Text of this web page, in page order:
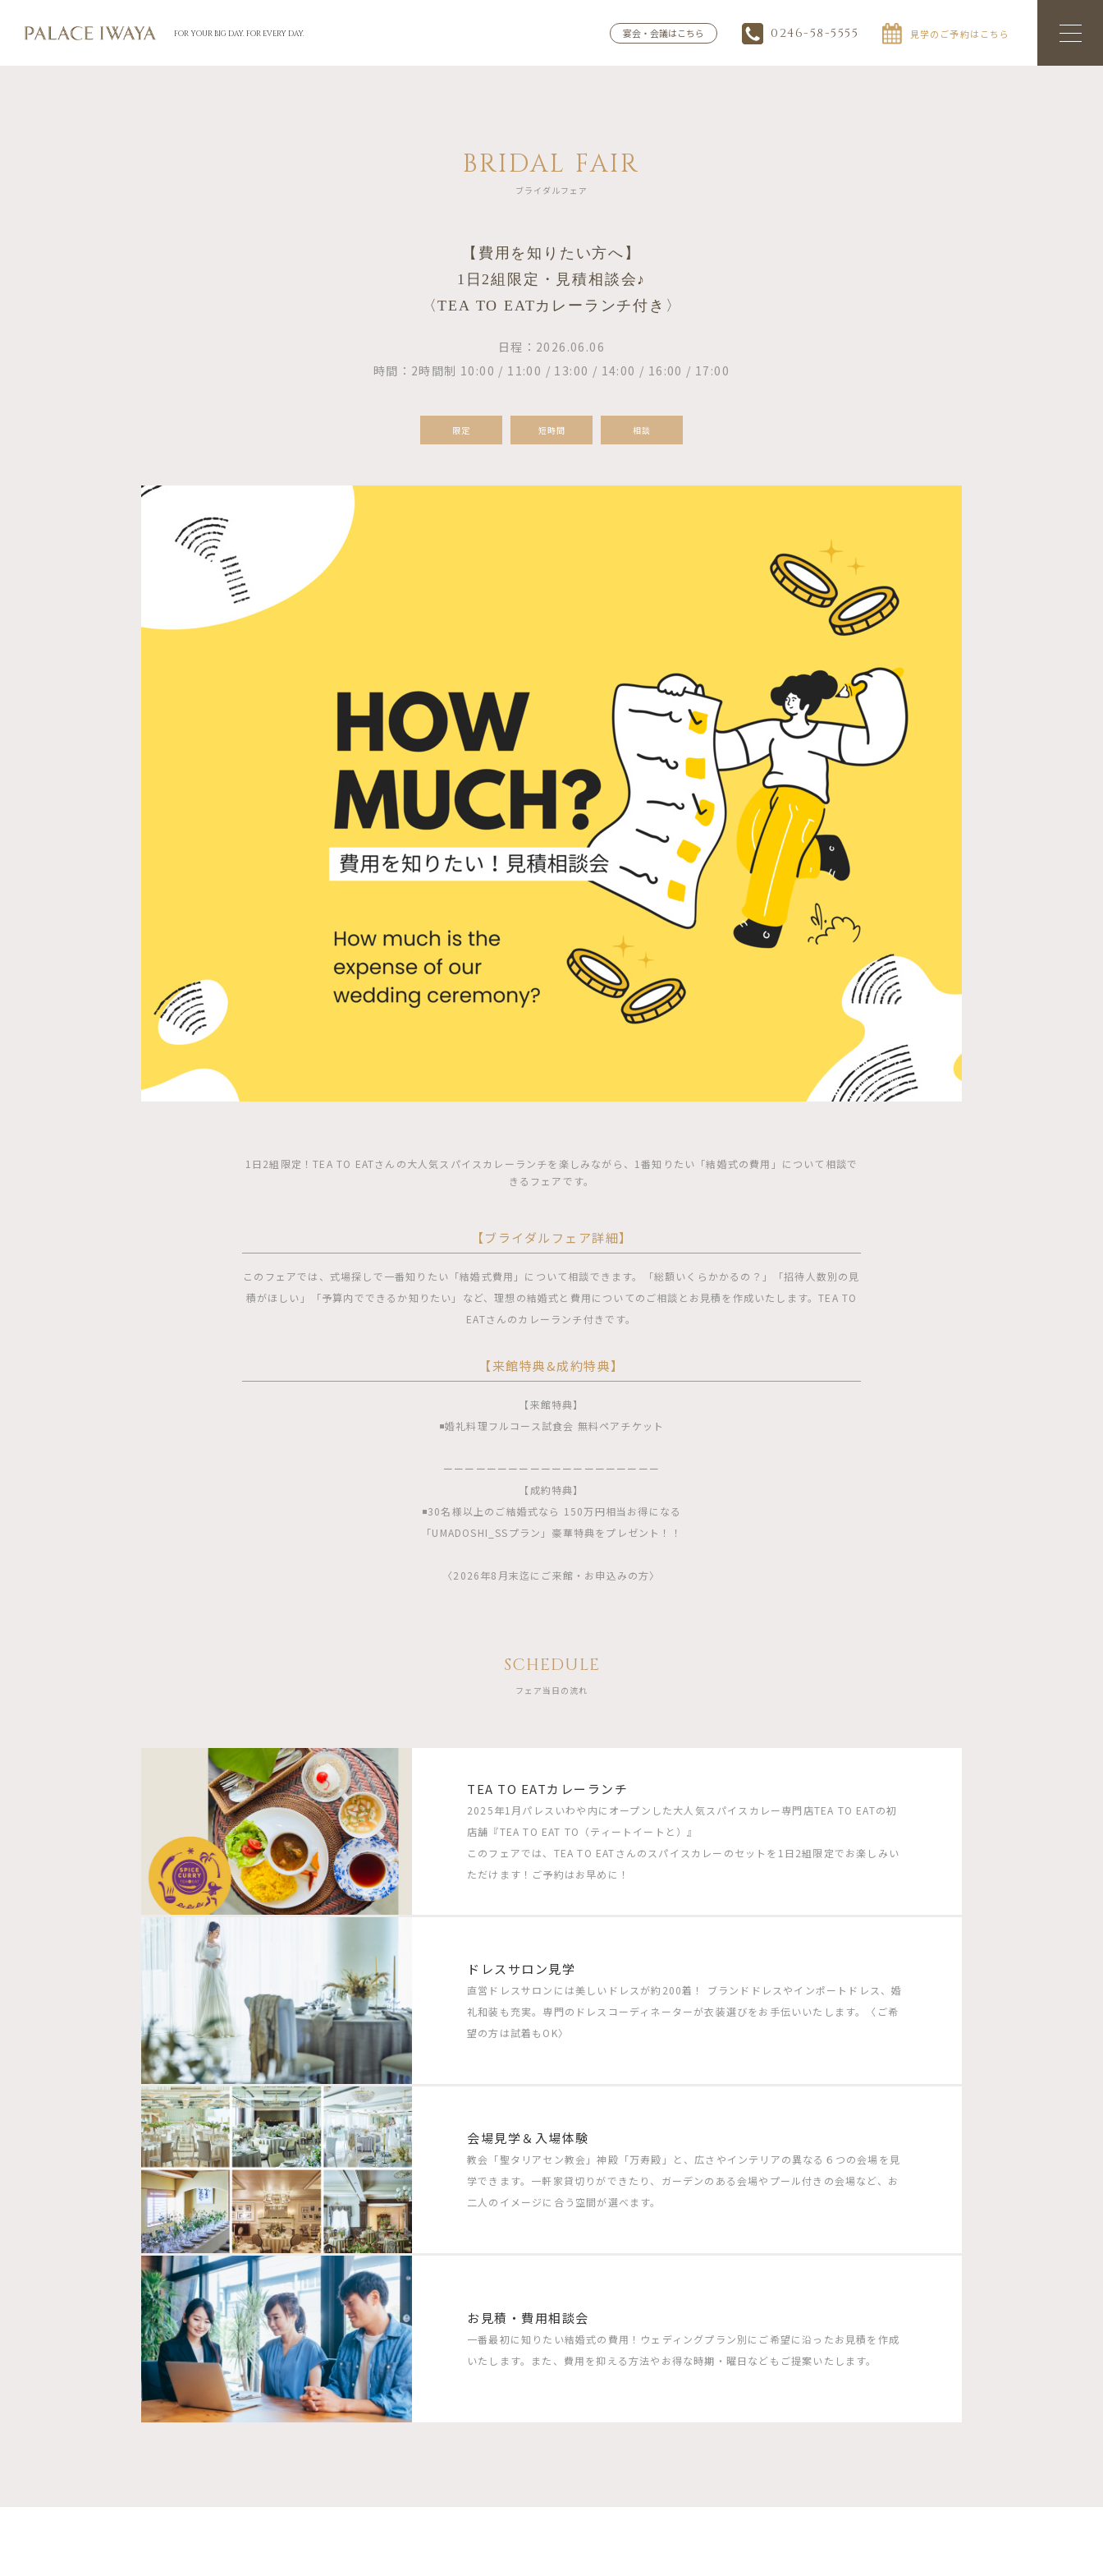
FOR YOUR BIG DAY. FOR EVERY DAY. 宴会・会議はこちら 0246-58-5555 見学のご予約はこちら
BRIDAL FAIR
ブライダルフェア
【費用を知りたい方へ】
1日2組限定・見積相談会♪
〈TEA TO EATカレーランチ付き〉
日程：2026.06.06
時間：2時間制 10:00 / 11:00 / 13:00 / 14:00 / 16:00 / 17:00
限定 短時間 相談
1日2組限定！TEA TO EATさんの大人気スパイスカレーランチを楽しみながら、1番知りたい「結婚式の費用」について相談で
きるフェアです。
【ブライダルフェア詳細】
このフェアでは、式場探しで一番知りたい「結婚式費用」について相談できます。「総額いくらかかるの？」「招待人数別の見
積がほしい」「予算内でできるか知りたい」など、理想の結婚式と費用についてのご相談とお見積を作成いたします。TEA TO
EATさんのカレーランチ付きです。
【来館特典&成約特典】
【来館特典】
◾️婚礼料理フルコース試食会 無料ペアチケット
ーーーーーーーーーーーーーーーーーーーー
【成約特典】
◾️30名様以上のご結婚式なら 150万円相当お得になる
「UMADOSHI_SSプラン」豪華特典をプレゼント！！
〈2026年8月末迄にご来館・お申込みの方〉
SCHEDULE
フェア当日の流れ
TEA TO EATカレーランチ
2025年1月パレスいわや内にオープンした大人気スパイスカレー専門店TEA TO EATの初
店舗『TEA TO EAT TO（ティートイートと）』
このフェアでは、TEA TO EATさんのスパイスカレーのセットを1日2組限定でお楽しみい
ただけます！ご予約はお早めに！
ドレスサロン見学
直営ドレスサロンには美しいドレスが約200着！ ブランドドレスやインポートドレス、婚
礼和装も充実。専門のドレスコーディネーターが衣装選びをお手伝いいたします。〈ご希
望の方は試着もOK〉
会場見学＆入場体験
教会「聖タリアセン教会」神殿「万寿殿」と、広さやインテリアの異なる６つの会場を見
学できます。一軒家貸切りができたり、ガーデンのある会場やプール付きの会場など、お
二人のイメージに合う空間が選べます。
お見積・費用相談会
一番最初に知りたい結婚式の費用！ウェディングプラン別にご希望に沿ったお見積を作成
いたします。また、費用を抑える方法やお得な時期・曜日などもご提案いたします。